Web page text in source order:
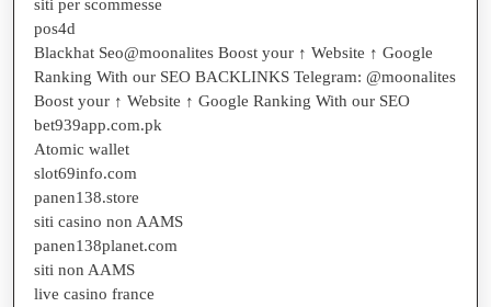
siti per scommesse
pos4d
Blackhat Seo@moonalites Boost your ↑ Website ↑ Google
Ranking With our SEO BACKLINKS Telegram: @moonalites
Boost your ↑ Website ↑ Google Ranking With our SEO
bet939app.com.pk
Atomic wallet
slot69info.com
panen138.store
siti casino non AAMS
panen138planet.com
siti non AAMS
live casino france